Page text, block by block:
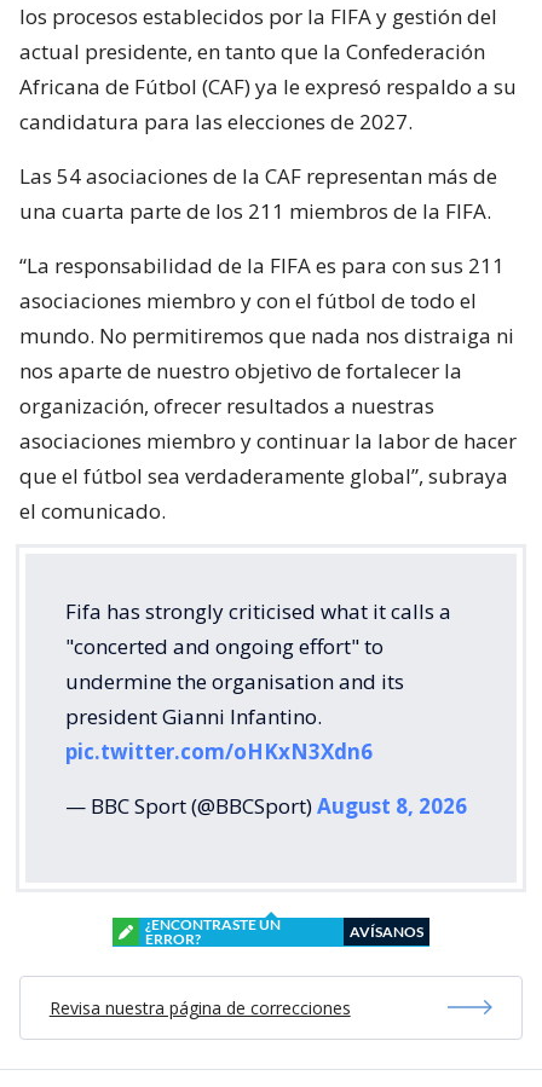
los procesos establecidos por la FIFA y gestión del
actual presidente, en tanto que la Confederación
Africana de Fútbol (CAF) ya le expresó respaldo a su
candidatura para las elecciones de 2027.
Las 54 asociaciones de la CAF representan más de
una cuarta parte de los 211 miembros de la FIFA.
“La responsabilidad de la FIFA es para con sus 211
asociaciones miembro y con el fútbol de todo el
mundo. No permitiremos que nada nos distraiga ni
nos aparte de nuestro objetivo de fortalecer la
organización, ofrecer resultados a nuestras
asociaciones miembro y continuar la labor de hacer
que el fútbol sea verdaderamente global”, subraya
el comunicado.
Fifa has strongly criticised what it calls a
"concerted and ongoing effort" to
undermine the organisation and its
president Gianni Infantino.
pic.twitter.com/oHKxN3Xdn6
— BBC Sport (@BBCSport)August 8, 2026
¿ENCONTRASTE UN
ERROR?
AVÍSANOS
Revisa nuestra página de correcciones